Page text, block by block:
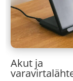
Akut ja